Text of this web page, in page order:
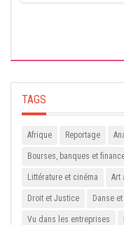
TAGS
Afrique Reportage
Bourses, banques et
Littérature et cinéma Art
Droit et Justice Danse
Vu dans les entreprises